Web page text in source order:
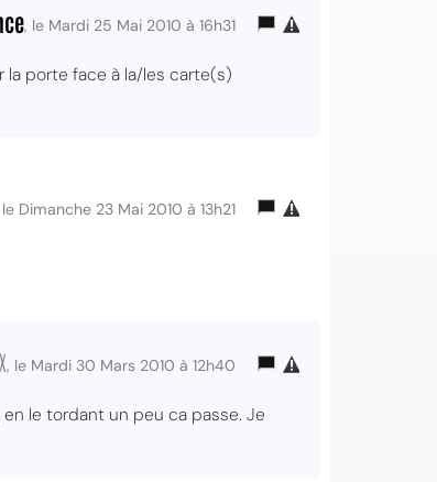
, le Mardi 25 Mai 2010 à 16h31
porte face à la/les carte(s)
Dimanche 23 Mai 2010 à 13h21
, le Mardi 30 Mars 2010 à 12h40
le tordant un peu ca passe. Je